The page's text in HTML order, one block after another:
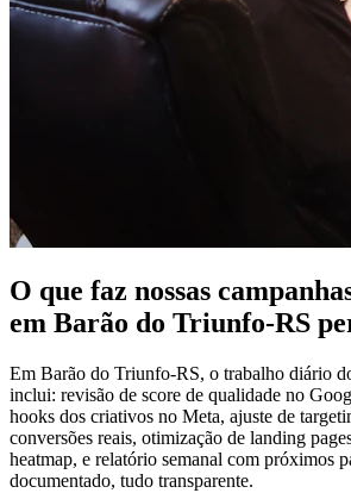
O que faz nossas
em Barão do Triunfo-RS
Em Barão do Triunfo-RS, o trabalho diário
inclui: revisão de score de qualidade no
hooks dos criativos no Meta, ajuste de
conversões reais, otimização de landing
heatmap, e relatório semanal com próximos
documentado, tudo transparente.